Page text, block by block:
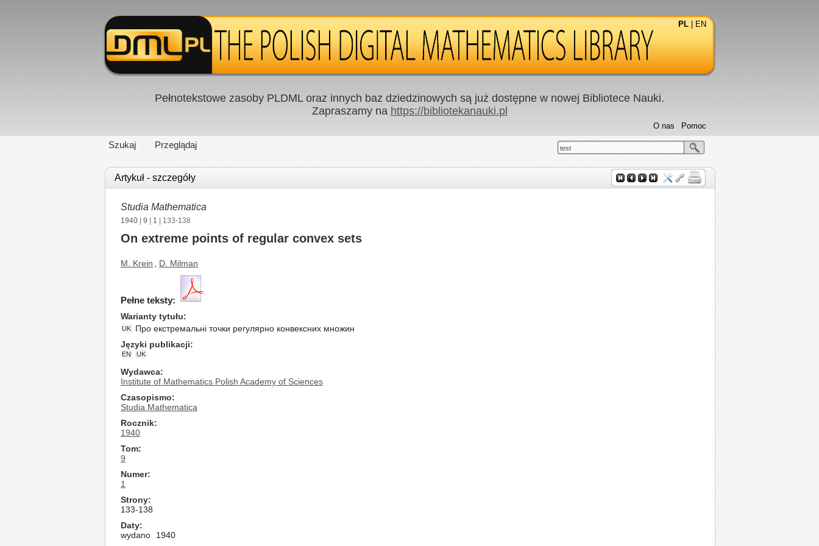
PL EN
Pełnotekstowe zasoby PLDML oraz innych baz dziedzinowych są już dostępne w nowej Bibliotece Nauki.
Zapraszamy na https://bibliotekanauki.pl
Szukaj Przeglądaj
Pomoc
O nas
test
Artykuł - szczegóły
Studia Mathematica
1940 9 1 | 133-138
On extreme points of regular convex sets
M. Krein D. Milman
Pełne teksty:
Warianty tytułu
UK
Про екстремальні точки регулярно конвексних множин
Języki publikacji
EN UK
Wydawca
Institute of Mathematics Polish Academy of Sciences
Czasopismo
Studia Mathematica
Rocznik
1940
Tom
9
Numer
1
Strony
133-138
Daty
wydano
1940